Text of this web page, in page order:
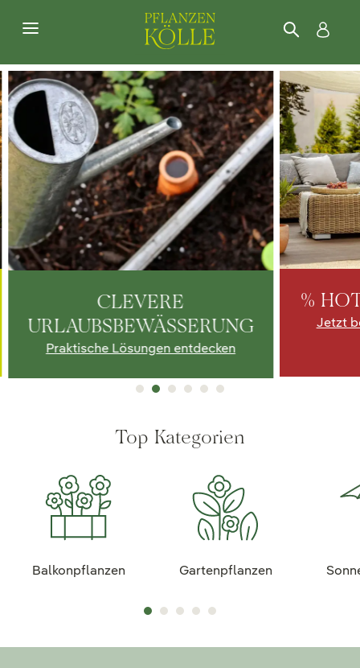
CLEVERE
URLAUBSBEWÄSSERUNG
Praktische Lösungen entdecken
%
Jetzt
Top Kategorien
Balkonpflanzen Gartenpflanzen